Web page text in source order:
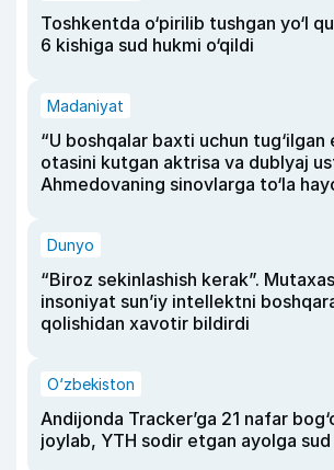
Toshkentda o‘pirilib tushgan yo‘l
6 kishiga sud hukmi o‘qildi
Madaniyat
“U boshqalar baxti uchun tug‘ilgan
otasini kutgan aktrisa va dublyaj
Ahmedovaning sinovlarga to‘la
Dunyo
“Biroz sekinlashish kerak”.
insoniyat sun’iy intellektni
qolishidan xavotir bildirdi
O‘zbekiston
Andijonda Tracker’ga 21 nafar
joylab, YTH sodir etgan ayolga sud